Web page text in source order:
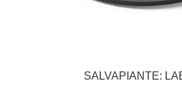
SALVAPIANTE: